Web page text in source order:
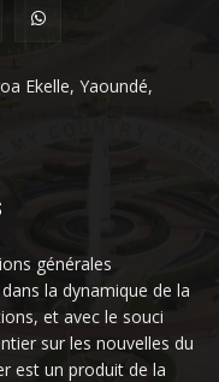
Ekelle, Yaoundé,
générales
la dynamique de la
et avec le souci
sur les nouvelles du
est un produit de la